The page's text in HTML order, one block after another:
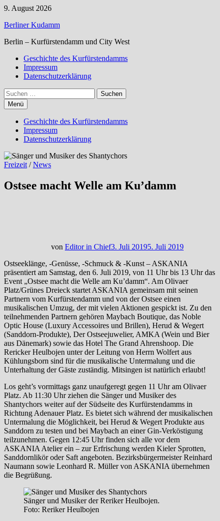
Zum
springen
9. August 2026
Berliner Kudamm
Berlin – Kurfürstendamm und City West
Geschichte des Kurfürstendamms
Impressum
Datenschutzerklärung
Suchen
nach:
Menü
Geschichte des Kurfürstendamms
Impressum
Datenschutzerklärung
Freizeit /News
Ostsee macht Welle am Ku’damm
von Editor in Chief3. Juli 20195. Juli 2019
Ostseeklänge, -Genüsse, -Schmuck & -Kunst – ASKANIA
präsentiert am Samstag, den 6. Juli 2019, von 11 Uhr bis 13 Uhr das
Event „Ostsee macht die Welle am Ku’damm“. Am Olivaer
Platz/Grünes Dreieck startet ASKANIA gemeinsam mit seinen
Partnern vom Kurfürstendamm und von der Ostsee einen
musikalischen Umzug, der mit vielen Aktionen gespickt ist. Zu den
teilnehmenden Partnern gehören Maybach Boutique, das Noble
Optic House (Luxury Accessoires und Brillen), Herud & Wegert
(Sanddorn-Produkte), Der Ostseejuwelier, AMKA (Wein und Bier
aus Dänemark) sowie das Hotel The Grand Ahrenshoop. Die
Rericker Heulbojen unter der Leitung von Herrn Wolfert aus
Kühlungsborn sind für die musikalische Untermalung und die
Unterhaltung der Gäste zuständig. Mitsingen ist natürlich erlaubt!
Los geht’s vormittags ganz unaufgeregt gegen 11 Uhr am Olivaer
Platz. Ab 11:30 Uhr ziehen die Sänger und Musiker des
Shantychors weiter auf der Südseite des Kurfürstendamms in
Richtung Adenauer Platz. Es bietet sich während der musikalischen
Untermalung die Möglichkeit, bei Herud & Wegert Produkte aus
Sanddorn zu testen und bei Maybach an einer Gin-Verköstigung
teilzunehmen. Gegen 12:45 Uhr finden sich alle vor dem
ASKANIA Atelier ein – zur Erfrischung werden Kieler Sprotten,
Sanddornlikör oder Saft angeboten. Bezirksbürgermeister Reinhard
Naumann sowie Leonhard R. Müller von ASKANIA übernehmen
die Begrüßung.
Sänger und Musiker der Reriker Heulbojen.
Foto: Reriker Heulbojen